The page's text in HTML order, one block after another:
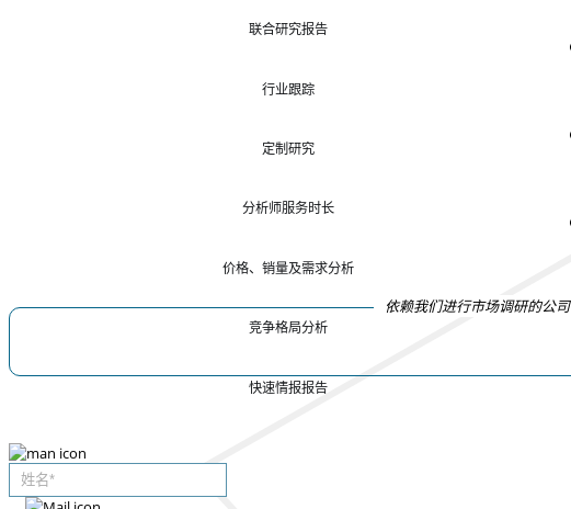
联合研究报告
行业跟踪
定制研究
分析师服务时长
价格、销量及需求分析
竞争格局分析
快速情报报告
依赖我们进行市场调研的公司